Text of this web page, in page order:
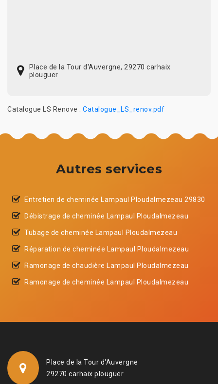
Place de la Tour d'Auvergne, 29270 carhaix
plouguer
Catalogue LS Renove : Catalogue_LS_renov.pdf
Autres services
Entretien de cheminée Lampaul Ploudalmezeau 29830
Débistrage de cheminée Lampaul Ploudalmezeau
Tubage de cheminée Lampaul Ploudalmezeau
Réparation de cheminée Lampaul Ploudalmezeau
Ramonage de chaudière Lampaul Ploudalmezeau
Ramonage de cheminée Lampaul Ploudalmezeau
Place de la Tour d'Auvergne
29270 carhaix plouguer